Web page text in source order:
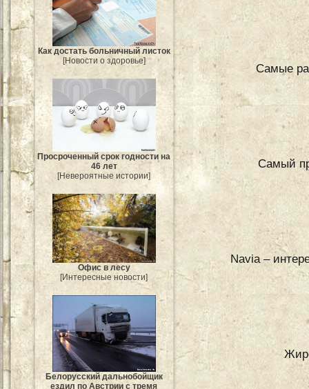
Как достать больничный листок
[Новости о здоровье]
Просроченный срок годности на
46 лет
[Невероятные истории]
Офис в лесу
[Интересные новости]
Белорусский дальнобойщик
ездил по Австрии с тремя
Самые
Самый
Navia –